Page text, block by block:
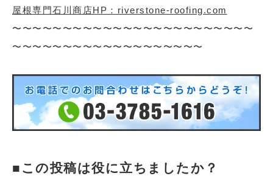
屋根専門石川商店HP：riverstone-roofing.com
〜〜〜〜〜〜〜〜〜〜〜〜〜〜〜〜〜〜〜〜〜〜〜〜
〜〜〜〜〜〜〜〜〜〜〜〜〜〜〜〜〜〜〜
この投稿は役に立ちましたか？